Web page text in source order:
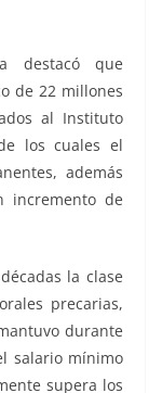
destacó que
de 22 millones
al Instituto
los cuales el
además
incremento de
la clase
precarias,
durante
salario mínimo
supera los